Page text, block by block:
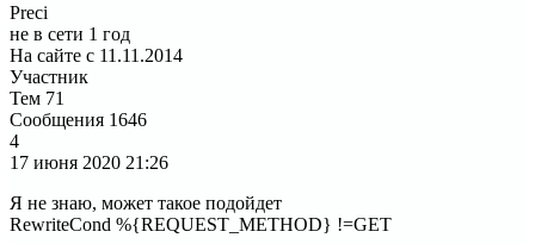
Preci
не в сети 1 год
На сайте с 11.11.2014
Участник
Тем 71
Сообщения 1646
4
17 июня 2020 21:26
Я не знаю, может такое подойдет
RewriteCond %{REQUEST_METHOD} !=GET